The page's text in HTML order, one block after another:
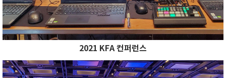
2021 KFA 컨퍼런스
Previous